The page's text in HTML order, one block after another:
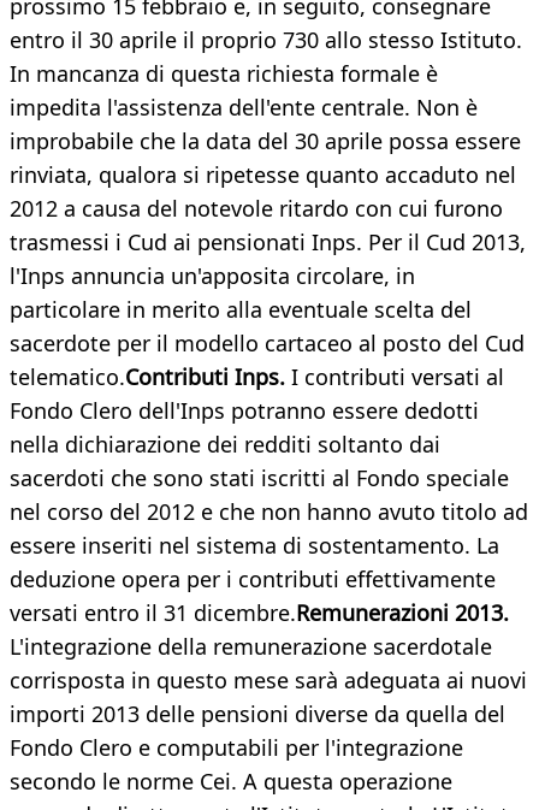
prossimo 15 febbraio e, in seguito, consegnare
entro il 30 aprile il proprio 730 allo stesso Istituto.
In mancanza di questa richiesta formale è
impedita l'assistenza dell'ente centrale. Non è
improbabile che la data del 30 aprile possa essere
rinviata, qualora si ripetesse quanto accaduto nel
2012 a causa del notevole ritardo con cui furono
trasmessi i Cud ai pensionati Inps. Per il Cud 2013,
l'Inps annuncia un'apposita circolare, in
particolare in merito alla eventuale scelta del
sacerdote per il modello cartaceo al posto del Cud
telematico.Contributi Inps. I contributi versati al
Fondo Clero dell'Inps potranno essere dedotti
nella dichiarazione dei redditi soltanto dai
sacerdoti che sono stati iscritti al Fondo speciale
nel corso del 2012 e che non hanno avuto titolo ad
essere inseriti nel sistema di sostentamento. La
deduzione opera per i contributi effettivamente
versati entro il 31 dicembre.Remunerazioni 2013.
L'integrazione della remunerazione sacerdotale
corrisposta in questo mese sarà adeguata ai nuovi
importi 2013 delle pensioni diverse da quella del
Fondo Clero e computabili per l'integrazione
secondo le norme Cei. A questa operazione